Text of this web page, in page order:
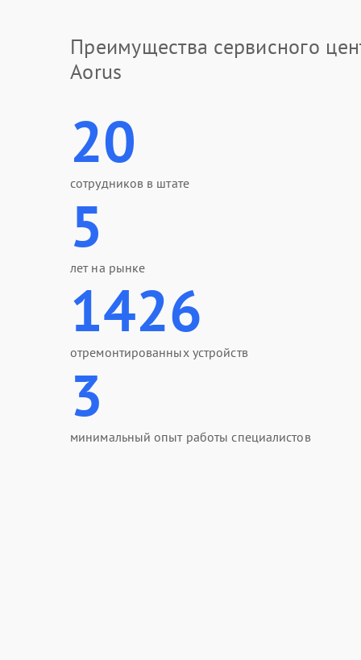
Преимущества сервисного
Aorus
20
сотрудников в штате
5
лет на рынке
1426
отремонтированных устройств
3
минимальный опыт работы специалистов